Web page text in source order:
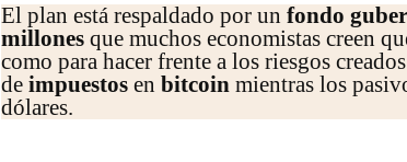
El plan está respaldado por un fondo
millones que muchos economistas creen
como para hacer frente a los riesgos
de impuestos en bitcoin mientras los
dólares.